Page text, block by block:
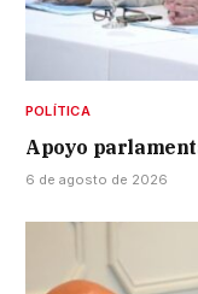
POLÍTICA
Apoyo
6 de agosto de 2026